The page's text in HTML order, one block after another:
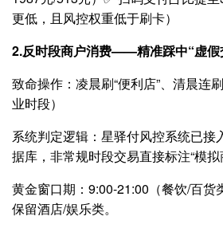
更低，且风控权重低于刷卡）
2.反时段商户消费——精准踩中“虚假
致命操作：凌晨刷“便利店”、清晨连
业时段）
系统判定逻辑：星驿付风控系统已接
据库，非常规时段交易直接标注“模拟
黄金窗口期：9:00-21:00（餐饮/百货
保留酒店/娱乐类。